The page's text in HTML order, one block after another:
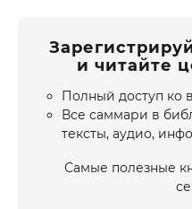
и читайте
Полный доступ ко
Все саммари в
тексты, аудио,
Самые полезные